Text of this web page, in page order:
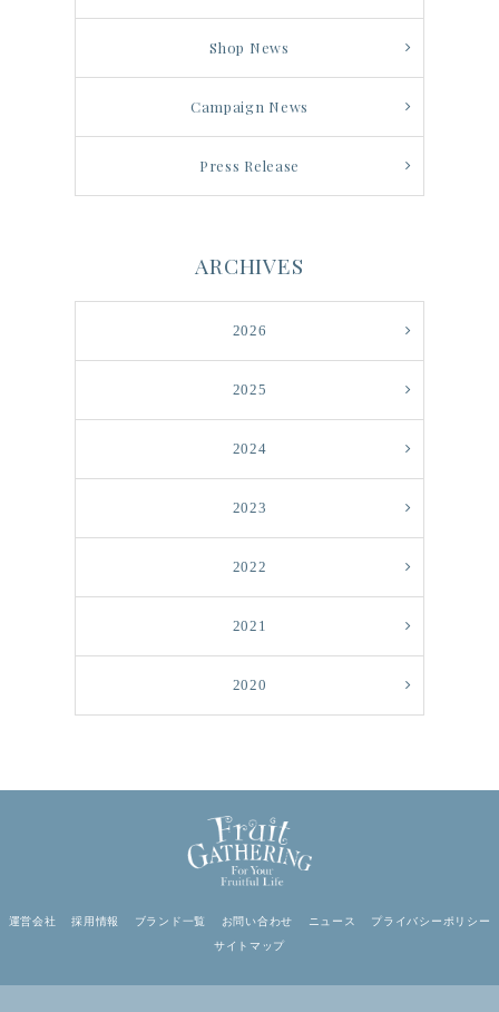
Shop News
Campaign News
Press Release
ARCHIVES
2026
2025
2024
2023
2022
2021
2020
運営会社 採用情報 ブランド一覧 お問い合わせ ニュース
プライバシーポリシー
サイトマップ